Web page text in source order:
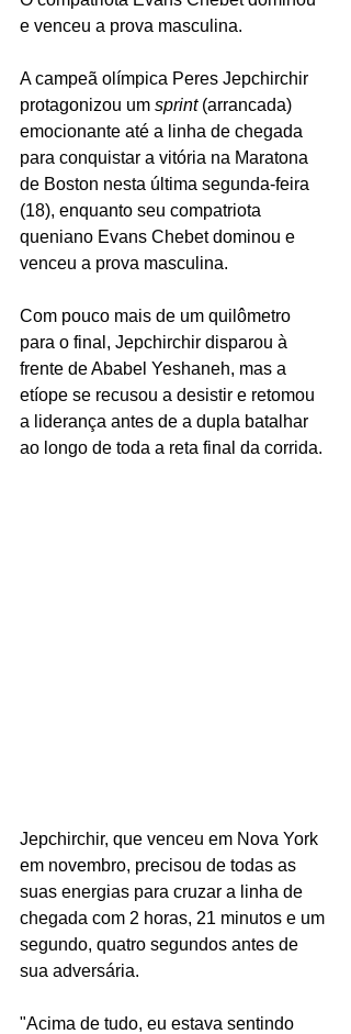
e venceu a prova masculina.
A campeã olímpica Peres Jepchirchir
protagonizou um sprint (arrancada)
emocionante até a linha de chegada
para conquistar a vitória na Maratona
de Boston nesta última segunda-feira
(18), enquanto seu compatriota
queniano Evans Chebet dominou e
venceu a prova masculina.
Com pouco mais de um quilômetro
para o final, Jepchirchir disparou à
frente de Ababel Yeshaneh, mas a
etíope se recusou a desistir e retomou
a liderança antes de a dupla batalhar
ao longo de toda a reta final da corrida.
Jepchirchir, que venceu em Nova York
em novembro, precisou de todas as
suas energias para cruzar a linha de
chegada com 2 horas, 21 minutos e um
segundo, quatro segundos antes de
sua adversária.
"Acima de tudo, eu estava sentindo